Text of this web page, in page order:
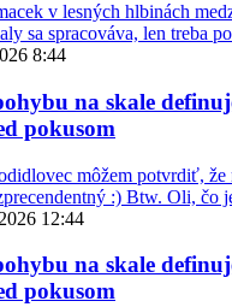
v lesných hlbinách
sa spracováva, len treba
8:44
na skale
pokusom
môžem potvrdiť, že
:) Btw. Oli, čo
12:44
na skale
pokusom